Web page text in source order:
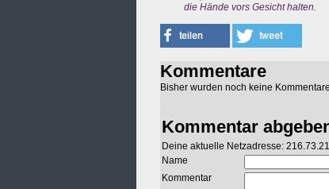
die Hände vors Gesicht halten.
Kommentare
Bisher wurden noch keine
Kommentar
Deine aktuelle Netzadresse:
Name
Kommentar